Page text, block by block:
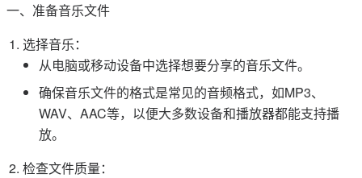
一、准备音乐文件
选择音乐：
从电脑或移动设备中选择想要分享的音乐文件。
确保音乐文件的格式是常见的音频格式，如MP3、
WAV、AAC等，以便大多数设备和播放器都能支持播
放。
检查文件质量：